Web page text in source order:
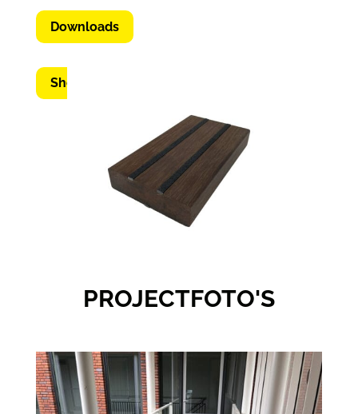
Downloads
Shop nu
PROJECTFOTO'S